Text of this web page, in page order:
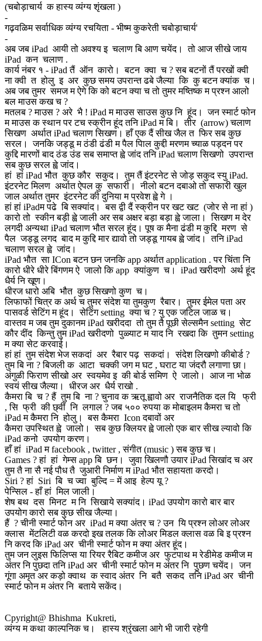
(चबोड़ाचार्य क हास्य व्यंग्य शृंखला )
-
गढ़वळिम सर्वाधिक व्यंग्य रचयिता - भीष्म कुकरेती चबोड़ाचार्य'
-
अब जब iPad आयी तो अवश्य इ चलाण बि आण चयेंद। तो आज सीखे जाय
iPad कन चलाण .
कार्य नंबर १ - iPad तैं ऑन कारो। बटन क्वा च ? सब बटनों तैं परखों क्वी
ना क्वी त होलु इ अर कुछ समय उपरान्त ढबे जैल्या कि कु बटन क्यांक च।
अब जब तुमर समज म ऐगे कि को बटन क्या च तो तुमर मष्तिष्क म प्रश्न आलो
बल माउस कख च ?
मतलब ? माउस ? अरे भै ! iPad म माउस साउस कुछ नि हूंद। जन स्मार्ट फोन
म माउस क स्थान पर टच स्क्रीन हूंद तनि iPad म बि। तीर (arrow) चलाण
सिखण अर्थात iPad चलाण सिखण। हाँ एक दैं सीख जैल त फिर सब कुछ
सरल। जनकि जड्डू म ठंडी ढंडी म पैल पािल कुद्दी मरणम च्याळ पड़दन पर
कुद्दि मारणों बाद ठंड उंड सब समाप्त ह्वे जांद तनि iPad चलाण सिखणो उपरान्त
सब कुछ सरल ह्वे जांद।
हां हां iPad भौत कुछ कौर सकुद। तुम तैं इंटरनेट से जोड़ सकुद स्यु iPad.
इंटरनेट मिलण अर्थात ऐपल कु सफारी। नीलो बटन दबाओ तो सफारी खुल
जाल अर्थात तुमर इंटरनेट की दुनिया म प्रवेश ह्वे गे ।
हां हां iPadम पढे बि सक्यांद। बस द्वी दैं स्क्रीन पर खट खट (जोर से ना हां )
कारो तो स्कीन बड़ी ह्वे जाली अर सब अक्षर बड़ा बड़ा ह्वे जाला। सिखण म देर
लगदी अन्यथा iPad चलाण भौत सरल हूंद। पूष क मैना ढंडी म कुद्दि मरण से
पैल जड्डू लगद बाद म कुद्दि मार द्यावो तो जड्डू गायब ह्वे जांद। तनि iPad
चलाण सरल ह्वे जांद।
iPad भौत सा ICon बटन छन जनकि app अर्थात application . पर चिंता नि
कारो धीरे धीरे बिंगणम ऐ जालो कि app क्यांकुण च। iPad खरीदणो अर्थ हूंद
धैर्य नि खूण।
धीरज धारो अबि भौत कुछ सिखणो कुण च।
लिफाफों चित्र क अर्थ च तुमर संदेश या तुमकुण रैबार। तुमर ईमेल पता अर
पासवर्ड सेटिंग म हूंद। सेटिंग setting क्या च ? यु एक जटिल जाळ च।
वास्तव म जब तुम दुकानम iPad खरीददा तो तुम तै पूछी सेल्समैन setting सेट
कौर दींद किन्तु तुम iPad खरीदणो पुळ्याट म याद नि रखदा कि तुमन setting
म क्या सेट करवाई।
हां हां तुम संदेश भेज सकदां अर रैबार पढ़ सकदां। संदेश लिखणो कीबोर्ड ?
तुम बि ना ? बिजली क आटा चक्की जग म घट , घराट या जंदरौ लगाणा छा।
अंगुळी फिराण सीखो अर स्वयमेव इ की बोर्ड समिण ऐ जालो। आज ना भोळ
स्वयं सीख जैल्या। धीरज अर धैर्य राखो .
कैमरा बि च ? हैं तुम बि ना ? चुनाव क ऋतू ह्वावो अर राजनैतिक दल यि फ्री
, सि फ्री की छ्वीं नि लगाल ? जब ५०० रुपया क मोबाइलम कैमरा च तो
iPad म कैमरा नि होलु। बस कैमरा Icon दबावों अर
कैमरा उपस्थित ह्वे जालो। सब कुछ क्लियर ह्वे जालो एक बार सीख ल्यावो कि
iPad कनो उपयोग करण।
हाँ हां iPad म facebook , twitter , संगीत (music ) सब कुछ च।
Games ? हां हां गेम्स app बि छन। जुवा खिलणौ उयार iPad सिखांद च अर
तुम तै ना सै नई पौध तै जुआरी निर्माण म iPad भौत सहायता करदो।
Siri ? हां Siri बि च ज्वा बुल्दि = में आइ हेल्प यू ?
पेन्सिल - हाँ हां मिल जाली।
शेष बथ दस मिनट म नि सिखाये सक्यांद। iPad उपयोग कारो बार बार
उपयोग कारो सब कुछ सीख जैल्या।
हैं ? चीनी स्मार्ट फोन अर iPad म क्या अंतर च ? उन यि प्रश्न लोअर लोअर
क्लास मेंटलिटी वळ करदो इख तलक कि लोअर मिडल क्लास वळ बि इ प्रश्न
नि करद कि iPad अर चीनी स्मार्ट फोन म क्या अंतर हूंद।
तुम जन लुइस फिलिप्स या रियर रैबिट कमीज अर फुटपाथ म रेडीमेड कमीज म
अंतर नि पुछदा तनि iPad अर चीनी स्मार्ट फोन म अंतर नि पुछण चयेंद। जन
गूंगा अमृत अर कड़ो क्वाथ क स्वाद अंतर नि बतै सकद तनि iPad अर चीनी
स्मार्ट फोन म अंतर नि बताये सकेंद।
Cpyright@ Bhishma Kukreti,
व्यंग्य म कथा काल्पनिक च। हास्य श्रृंखला आगे भी जारी रहेगी